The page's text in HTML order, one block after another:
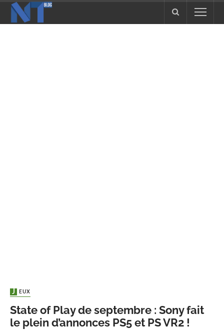
JEUX
State of Play de septembre : Sony fait
le plein d’annonces PS5 et PS VR2 !